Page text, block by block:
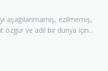
aşağılanmamış, ezilmemiş,
özgür ve adil bir dünya için...